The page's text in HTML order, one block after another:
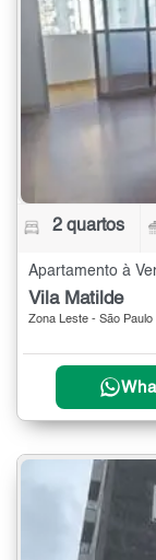
2 quartos
Apartamento à
Vila Matilde
Zona Leste - São Paulo